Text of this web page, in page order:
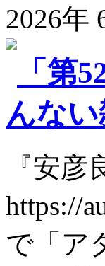
2026年
「第
んな
『安
https://
で「ア